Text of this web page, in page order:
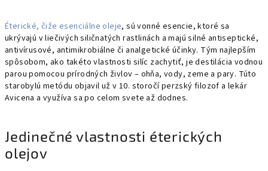
Éterické, čiže esenciálne oleje, sú vonné esencie, ktoré sa
ukrývajú v liečivých siličnatých rastlinách a majú silné antiseptické,
antivírusové, antimikrobiálne či analgetické účinky. Tým najlepším
spôsobom, ako takéto vlastnosti silíc zachytiť, je destilácia vodnou
parou pomocou prírodných živlov – ohňa, vody, zeme a pary. Túto
starobylú metódu objavil už v 10. storočí perzský filozof a lekár
Avicena a využíva sa po celom svete až dodnes.
Jedinečné vlastnosti éterických
olejov